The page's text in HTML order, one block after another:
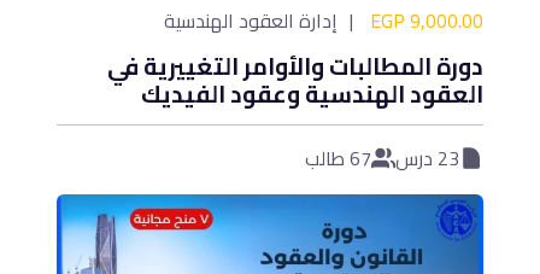
9,000.00 EGP إدارة العقود الهندسية
دورة المطالبات والأوامر التغييرية في
العقود الهندسية وعقود الفيديك
23 درس 67 طالب